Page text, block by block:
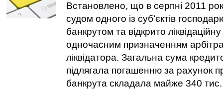
Встановлено, що в серпні 2011
судом одного із суб’єктів
банкрутом та відкрито
одночасним призначенням
ліквідатора. Загальна сума
підлягала погашенню за рахунок
банкрута складала майже 340 тис.